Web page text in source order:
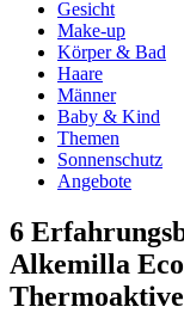
Gesicht
Make-up
Körper & Bad
Haare
Männer
Baby & Kind
Themen
Sonnenschutz
Angebote
6
Alkemilla